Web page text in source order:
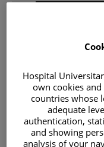
|CURSOS DE
PREVENCIÓN Y
PROMOCIÓN DE
Hospital
own cookies
countries whose
adequate
authentication,
and showing
analysis of your